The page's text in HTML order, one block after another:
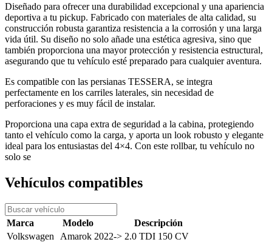
Diseñado para ofrecer una durabilidad excepcional y una apariencia
deportiva a tu pickup. Fabricado con materiales de alta calidad, su
construcción robusta garantiza resistencia a la corrosión y una larga
vida útil. Su diseño no solo añade una estética agresiva, sino que
también proporciona una mayor protección y resistencia estructural,
asegurando que tu vehículo esté preparado para cualquier aventura.
Es compatible con las persianas TESSERA, se integra
perfectamente en los carriles laterales, sin necesidad de
perforaciones y es muy fácil de instalar.
Proporciona una capa extra de seguridad a la cabina, protegiendo
tanto el vehículo como la carga, y aporta un look robusto y elegante
ideal para los entusiastas del 4×4. Con este rollbar, tu vehículo no
solo se
Vehículos compatibles
Volkswagen Amarok 2022-> 2.0 TDI 150 CV